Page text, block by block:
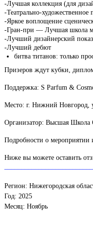
-Лучшая коллекция (для
-Театрально-художественное
-Яркое воплощение
-Гран-при — Лучшая школа
-Лучший дизайнерский показ
-Лучший дебют
битва титанов: только
Призеров ждут кубки,
Поддержка: S Parfum &
Место: г. Нижний Новгород,
Организатор: Высшая Школа
Подробности о мероприятии
Ниже вы можете оставить
Регион: Нижегородская
Год: 2025
Месяц: Ноябрь